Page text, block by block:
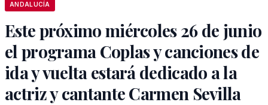
ANDALUCÍA
Este próximo miércoles 26 de junio
el programa Coplas y canciones de
ida y vuelta estará dedicado a la
actriz y cantante Carmen Sevilla